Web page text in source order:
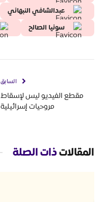
عبدالشافي النبهاني
سونيا الصالح
السابق
مقطع الفيديو ليس لإسقاط
مروحيات إسرائيلية
المقالاتذات الصلة